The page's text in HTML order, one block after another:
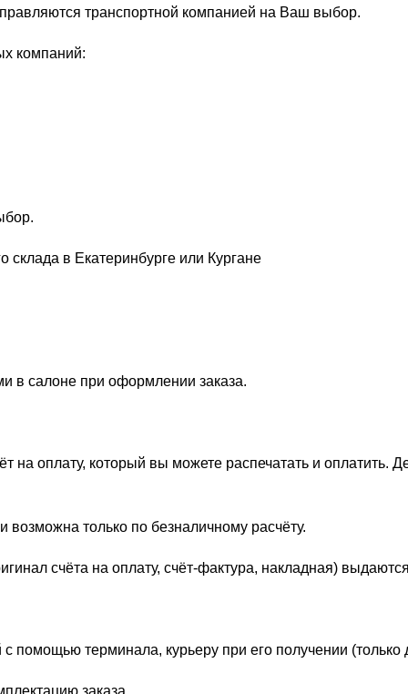
транспортной компанией на Ваш выбор.
компаний:
склада в Екатеринбурге или Кургане
в салоне при оформлении заказа.
на оплату, который вы можете распечатать и оплатить.
только по безналичному расчёту.
счёта на оплату, счёт-фактура, накладная)
помощью терминала, курьеру при его получении (только